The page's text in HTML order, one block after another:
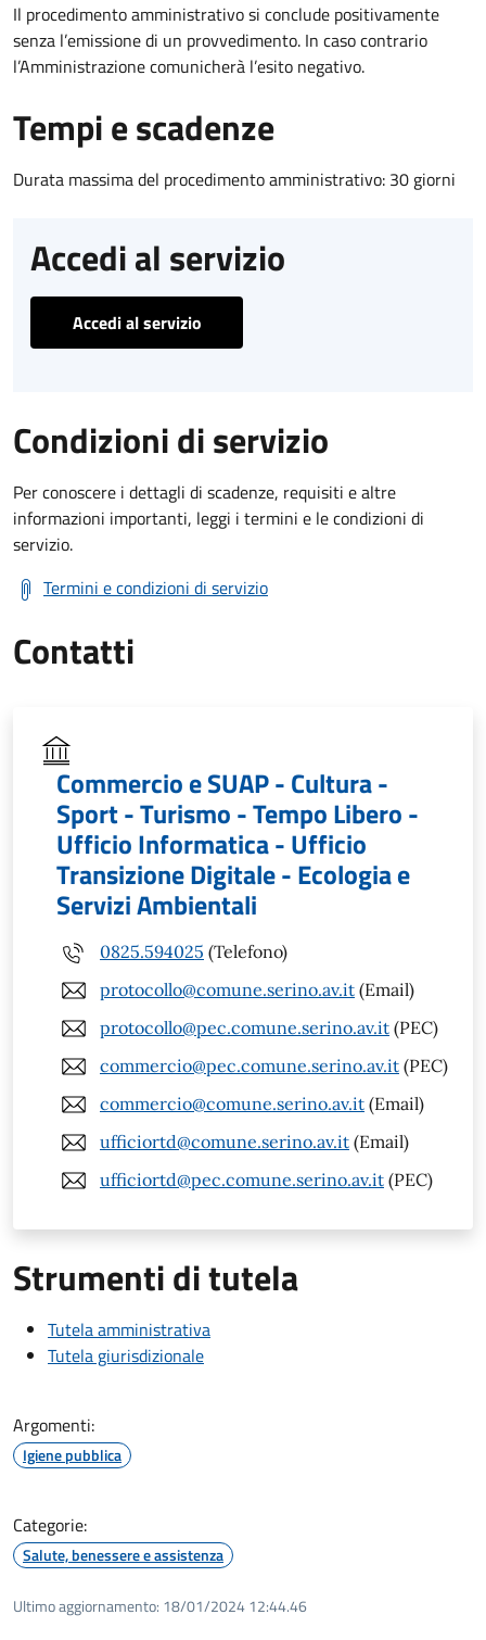
Il procedimento amministrativo si conclude positivamente
senza l’emissione di un provvedimento. In caso contrario
l’Amministrazione comunicherà l’esito negativo.
Tempi e scadenze
Durata massima del procedimento amministrativo: 30 giorni
Accedi al servizio
Accedi al servizio
Condizioni di servizio
Per conoscere i dettagli di scadenze, requisiti e altre
informazioni importanti, leggi i termini e le condizioni di
servizio.
Termini e condizioni di servizio
Contatti
Commercio e SUAP - Cultura -
Sport - Turismo - Tempo Libero -
Ufficio Informatica - Ufficio
Transizione Digitale - Ecologia e
Servizi Ambientali
0825.594025 (Telefono)
protocollo@comune.serino.av.it (Email)
protocollo@pec.comune.serino.av.it (PEC)
commercio@pec.comune.serino.av.it (PEC)
commercio@comune.serino.av.it (Email)
ufficiortd@comune.serino.av.it (Email)
ufficiortd@pec.comune.serino.av.it (PEC)
Strumenti di tutela
Tutela amministrativa
Tutela giurisdizionale
Argomenti:
Igiene pubblica
Categorie:
Salute, benessere e assistenza
Ultimo aggiornamento: 18/01/2024 12:44.46